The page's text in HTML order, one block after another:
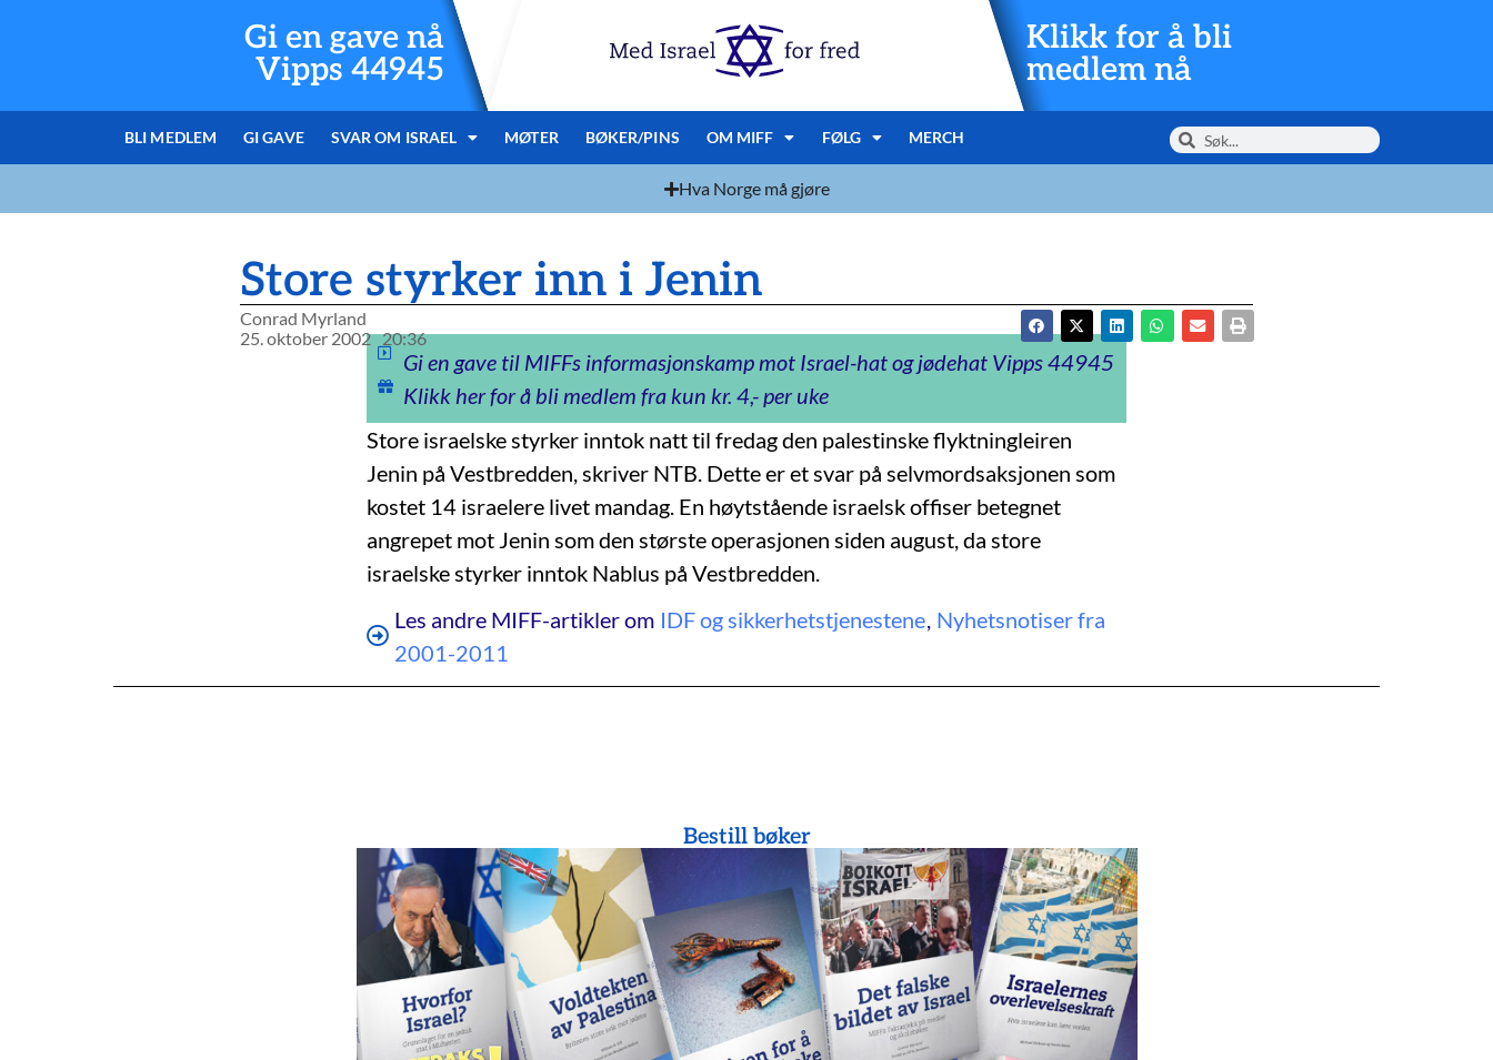
Gi en gave nå
Vipps 44945
Klikk for å bli
medlem nå
BLI MEDLEM GI GAVE SVAR OM ISRAEL MØTER BØKER/PINS OM MIFF FØLG MERCH
Hva Norge må gjøre
Store styrker inn i Jenin
Conrad Myrland
25. oktober 2002 20:36
Gi en gave til MIFFs informasjonskamp mot Israel-hat og jødehat Vipps 44945
Klikk her for å bli medlem fra kun kr. 4,- per uke
Store israelske styrker inntok natt til fredag den palestinske flyktningleiren
Jenin på Vestbredden, skriver NTB. Dette er et svar på selvmordsaksjonen som
kostet 14 israelere livet mandag. En høytstående israelsk offiser betegnet
angrepet mot Jenin som den største operasjonen siden august, da store
israelske styrker inntok Nablus på Vestbredden.
Les andre MIFF-artikler om IDF og sikkerhetstjenestene, Nyhetsnotiser fra
2001-2011
Bestill bøker